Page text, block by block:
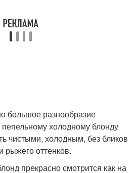
большое разнообразие
пепельному холодному блонду
чистыми, холодным, без бликов
рыжего оттенков.
прекрасно смотрится как на